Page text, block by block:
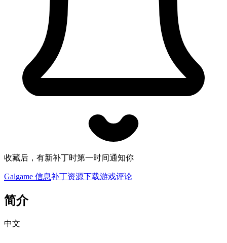
收藏后，有新补丁时第一时间通知你
Galgame 信息补丁资源下载游戏评论
简介
中文